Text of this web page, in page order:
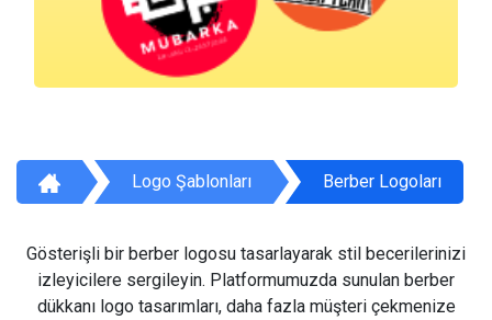
Logo Şablonları Berber Logoları
Gösterişli bir berber logosu tasarlayarak stil becerilerinizi
izleyicilere sergileyin. Platformumuzda sunulan berber
dükkanı logo tasarımları, daha fazla müşteri çekmenize